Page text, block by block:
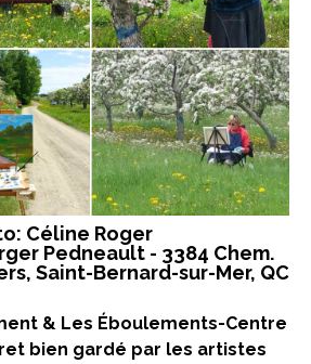
Céline Roger
Pedneault - 3384 Chem.
Saint-Bernard-sur-Mer, QC
& Les Éboulements-Centre
bien gardé par les artistes